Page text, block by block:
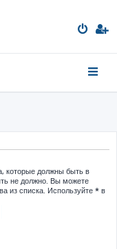
которые должны быть в
не должно. Вы можете
из списка. Используйте * в